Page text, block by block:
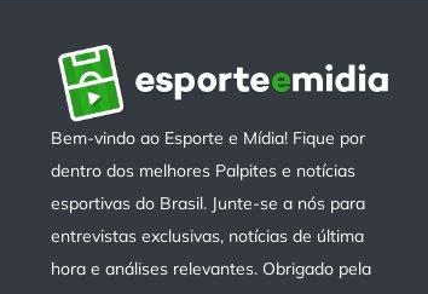
Bem-vindo ao Esporte e Mídia! Fique por
dentro dos melhores Palpites e notícias
esportivas do Brasil. Junte-se a nós para
entrevistas exclusivas, notícias de última
hora e análises relevantes. Obrigado pela